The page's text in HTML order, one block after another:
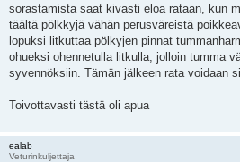
sorastamista saat kivasti eloa rataan, kun
täältä pölkkyjä vähän perusväreistä
lopuksi litkuttaa pölkyjen pinnat
ohueksi ohennetulla litkulla, jolloin tumma
syvennöksiin. Tämän jälkeen rata voidaan
Toivottavasti tästä oli apua
ealab
Veturinkuljettaja